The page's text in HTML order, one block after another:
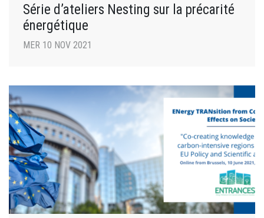
Série d’ateliers Nesting sur la précarité
énergétique
MER 10 NOV 2021